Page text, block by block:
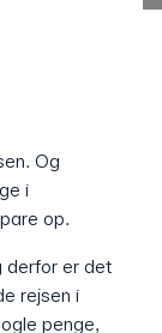
Og
i
op.
derfor er det
rejsen i
penge,